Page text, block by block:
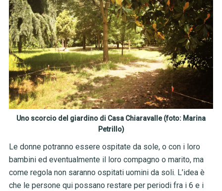
Uno scorcio del giardino di Casa Chiaravalle (foto: Marina
Petrillo)
Le donne potranno essere ospitate da sole, o con i loro
bambini ed eventualmente il loro compagno o marito, ma
come regola non saranno ospitati uomini da soli. L’idea è
che le persone qui possano restare per periodi fra i 6 e i